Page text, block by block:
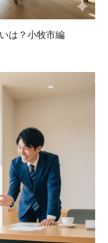
は？小牧市編